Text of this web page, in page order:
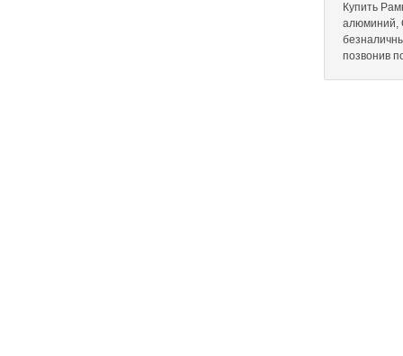
Купить
алюминий,
позвонив